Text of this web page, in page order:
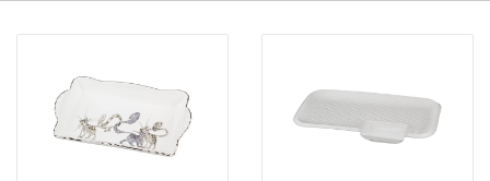
родных и близких!